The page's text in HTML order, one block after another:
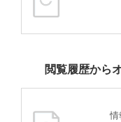
閲覧履歴から
情